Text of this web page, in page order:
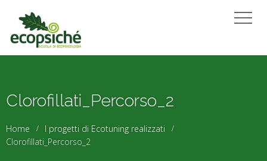
Clorofillati_Percorso_2
Home
I progetti di Ecotuning realizzati
Clorofillati_Percorso_2